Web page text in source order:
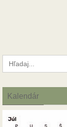
Search
for:
Kalendár